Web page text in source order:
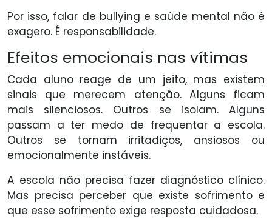
Por isso, falar de bullying e saúde mental não é
exagero. É responsabilidade.
Efeitos emocionais nas vítimas
Cada aluno reage de um jeito, mas existem
sinais que merecem atenção. Alguns ficam
mais silenciosos. Outros se isolam. Alguns
passam a ter medo de frequentar a escola.
Outros se tornam irritadiços, ansiosos ou
emocionalmente instáveis.
A escola não precisa fazer diagnóstico clínico.
Mas precisa perceber que existe sofrimento e
que esse sofrimento exige resposta cuidadosa.